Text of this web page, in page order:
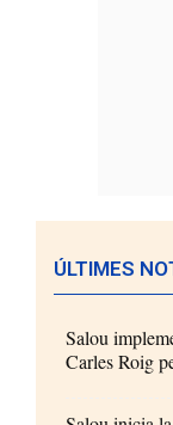
ÚLTIMES
Salou
Carles Roig